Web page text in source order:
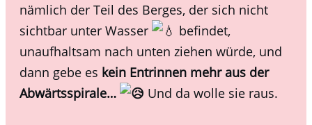
nämlich der Teil des Berges, der sich nicht
sichtbar unter Wasser
befindet,
unaufhaltsam nach unten ziehen würde, und
dann gebe es kein Entrinnen mehr aus der
Abwärtsspirale…
Und da wolle sie raus.